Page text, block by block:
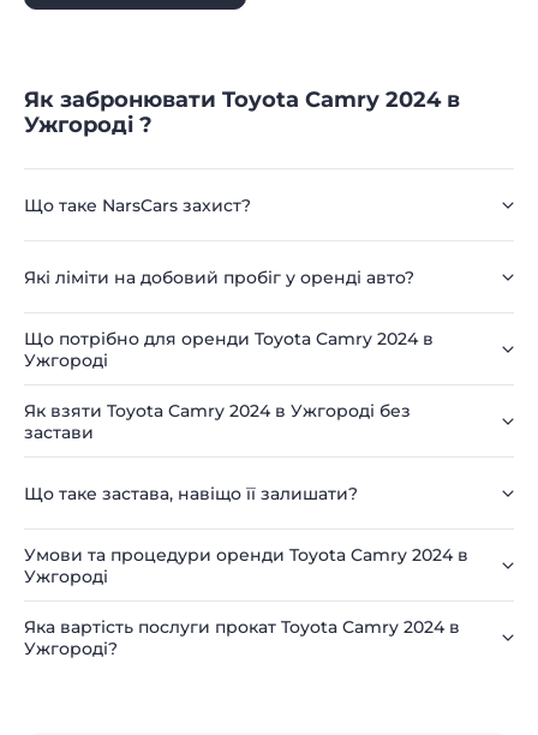
Як забронювати Toyota Camry 2024 в
Ужгороді ?
Що таке NarsCars захист?
Які ліміти на добовий пробіг у оренді авто?
Що потрібно для оренди Toyota Camry 2024 в
Ужгороді
Як взяти Toyota Camry 2024 в Ужгороді без
застави
Що таке застава, навіщо її залишати?
Умови та процедури оренди Toyota Camry 2024 в
Ужгороді
Яка вартість послуги прокат Toyota Camry 2024 в
Ужгороді?